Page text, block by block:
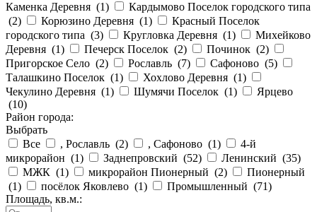
Каменка Деревня (1)
Кардымово Поселок городского типа
(2) Корюзино Деревня (1)
Красный Поселок
городского типа (3) Кругловка Деревня (1)
Михейково
Деревня (1) Печерск Поселок (2) Починок (2)
Пригорское Село (2) Рославль (7) Сафоново (5)
Талашкино Поселок (1) Хохлово Деревня (1)
Чекулино Деревня (1) Шумячи Поселок (1)
Ярцево
(10)
Район города:
Выбрать
Все
, Рославль (2) , Сафоново (1)
4-й
микрорайон (1) Заднепровский (52) Ленинский (35)
МЖК (1) микрорайон Пионерный (2)
Пионерный
(1) посёлок Яковлево (1) Промышленный (71)
Площадь, кв.м.: